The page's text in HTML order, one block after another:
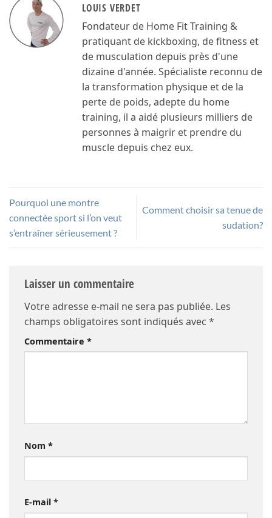
LOUIS VERDET
Fondateur de Home Fit Training &
pratiquant de kickboxing, de fitness et
de musculation depuis près d'une
dizaine d'année. Spécialiste reconnu de
la transformation physique et de la
perte de poids, adepte du home
training, il a aidé plusieurs milliers de
personnes à maigrir et prendre du
muscle depuis chez eux.
Pourquoi une montre
connectée sport si l’on veut
s’entraîner sérieusement ?
Comment choisir sa tenue de
sudation?
Laisser un commentaire
Votre adresse e-mail ne sera pas publiée. Les
champs obligatoires sont indiqués avec *
Commentaire *
Nom *
E-mail *